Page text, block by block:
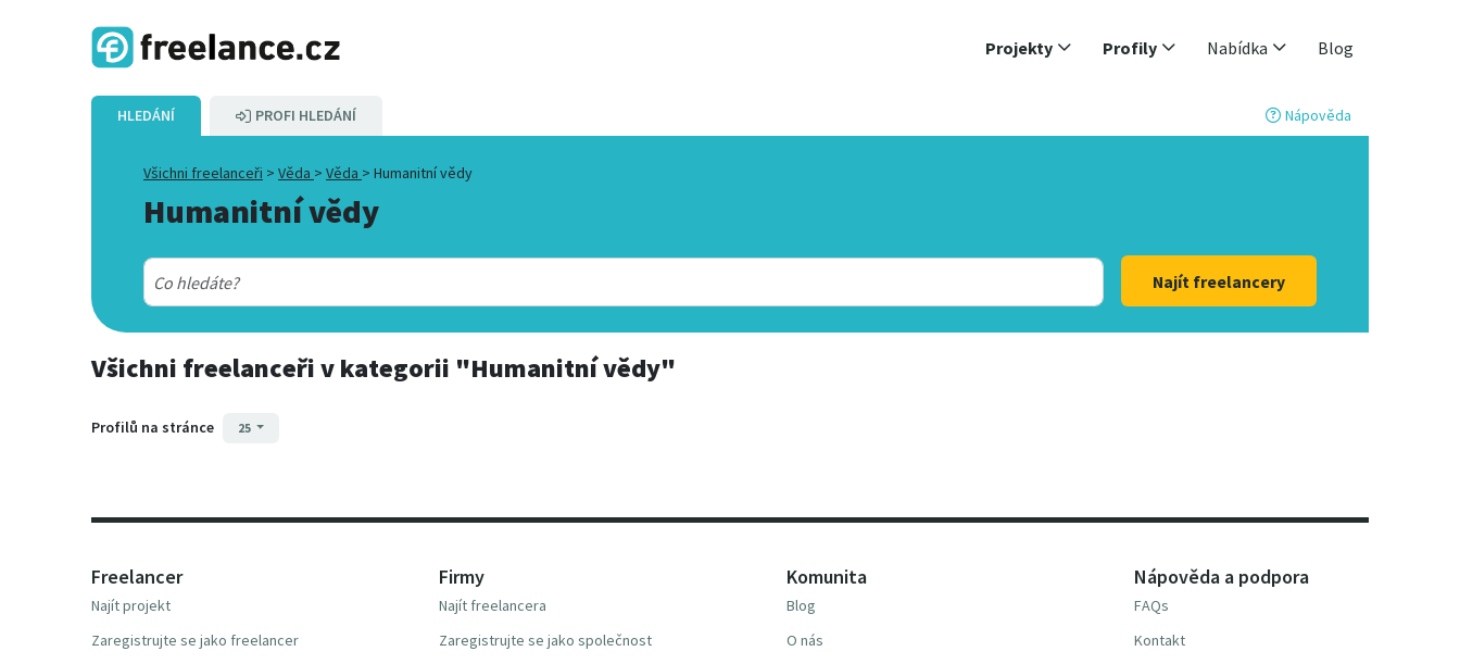
Projekty Profily Nabídka Blog
HLEDÁNÍ PROFI HLEDÁNÍ Nápověda
Všichni freelanceři > Věda > Věda > Humanitní vědy
Humanitní vědy
Najít freelancery
Všichni freelanceřiv kategorii "Humanitní vědy"
Profilů na stránce 25
Freelancer
Najít projekt
Zaregistrujte se jako freelancer
Firmy
Najít freelancera
Zaregistrujte se jako společnost
Komunita
Blog
O nás
Nápověda a podpora
FAQs
Kontakt